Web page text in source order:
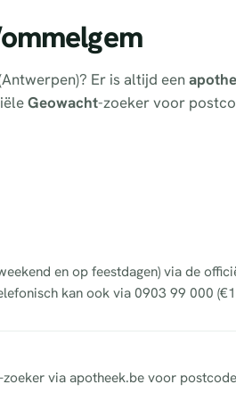
Er is altijd een
Geowacht-zoeker voor
en op feestdagen) via de
kan ook via 0903 99 000
via apotheek.be voor